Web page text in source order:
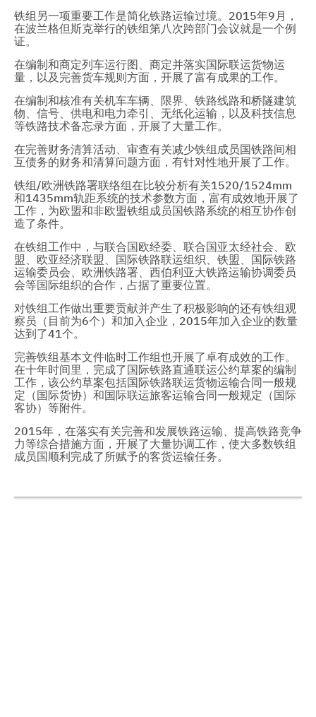
铁组另一项重要工作是简化铁路运输过境。2015年9月，
在波兰格但斯克举行的铁组第八次跨部门会议就是一个例
证。
在编制和商定列车运行图、商定并落实国际联运货物运
量，以及完善货车规则方面，开展了富有成果的工作。
在编制和核准有关机车车辆、限界、铁路线路和桥隧建筑
物、信号、供电和电力牵引、无纸化运输，以及科技信息
等铁路技术备忘录方面，开展了大量工作。
在完善财务清算活动、审查有关减少铁组成员国铁路间相
互债务的财务和清算问题方面，有针对性地开展了工作。
铁组/欧洲铁路署联络组在比较分析有关1520/1524mm
和1435mm轨距系统的技术参数方面，富有成效地开展了
工作，为欧盟和非欧盟铁组成员国铁路系统的相互协作创
造了条件。
在铁组工作中，与联合国欧经委、联合国亚太经社会、欧
盟、欧亚经济联盟、国际铁路联运组织、铁盟、国际铁路
运输委员会、欧洲铁路署、西伯利亚大铁路运输协调委员
会等国际组织的合作，占据了重要位置。
对铁组工作做出重要贡献并产生了积极影响的还有铁组观
察员（目前为6个）和加入企业，2015年加入企业的数量
达到了41个。
完善铁组基本文件临时工作组也开展了卓有成效的工作。
在十年时间里，完成了国际铁路直通联运公约草案的编制
工作，该公约草案包括国际铁路联运货物运输合同一般规
定（国际货协）和国际联运旅客运输合同一般规定（国际
客协）等附件。
2015年，在落实有关完善和发展铁路运输、提高铁路竞争
力等综合措施方面，开展了大量协调工作，使大多数铁组
成员国顺利完成了所赋予的客货运输任务。